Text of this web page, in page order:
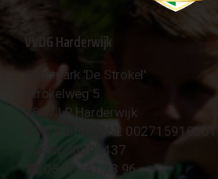
VVOG Harderwijk
Sportpark 'De Strokel'
Strokelweg 5
3847 LR Harderwijk
BTW Nummer NL 002715910B01
KvK Nr 40094437
☎︎ 0341 - 41 28 96